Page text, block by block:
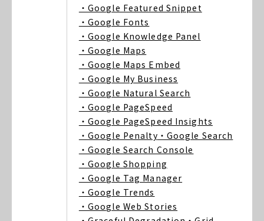
・Google Featured Snippet
・Google Fonts
・Google Knowledge Panel
・Google Maps
・Google Maps Embed
・Google My Business
・Google Natural Search
・Google PageSpeed
・Google PageSpeed Insights
・Google Penalty ・Google Search
・Google Search Console
・Google Shopping
・Google Tag Manager
・Google Trends
・Google Web Stories